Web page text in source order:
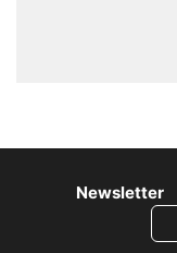
Newsletter